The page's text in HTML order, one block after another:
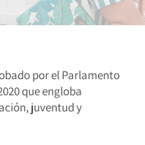
por el Parlamento
que engloba
juventud y